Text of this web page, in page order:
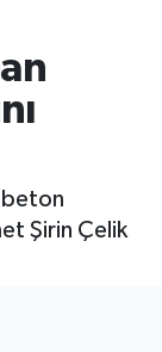
beton
Şirin Çelik